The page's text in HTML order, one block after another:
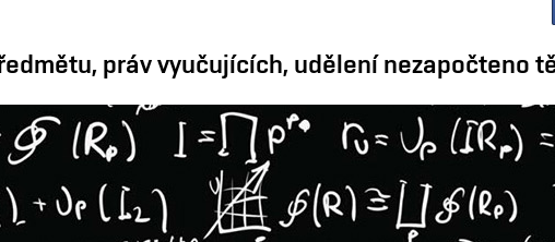
práv vyučujících, udělení nezapočteno